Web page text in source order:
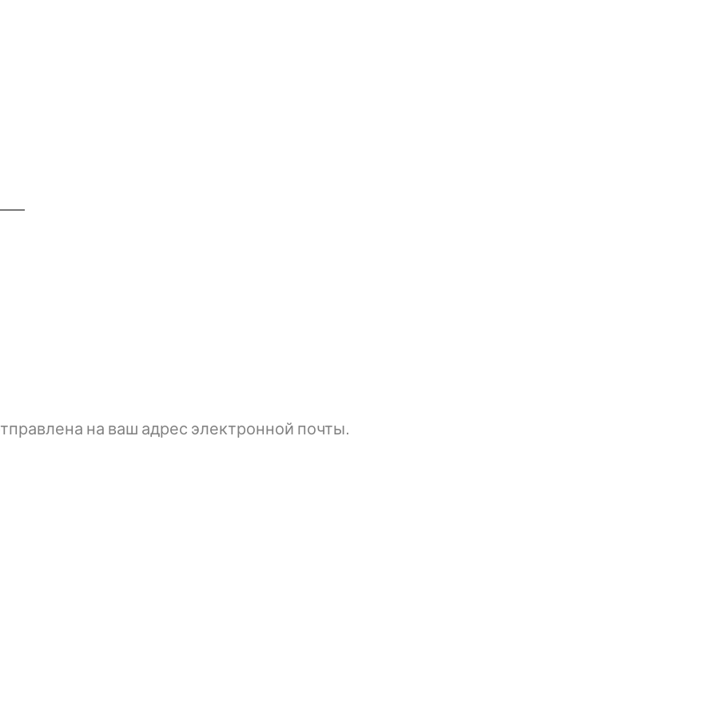
​​на ваш адрес электронной почты.